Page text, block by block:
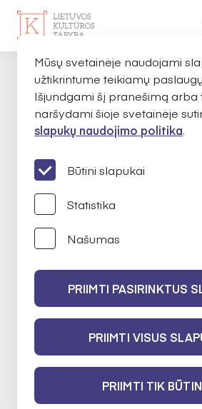
PAGRINDINISAPIE MUS EKSPERTAI
Asta Volungė
Atskirties mažinimas kultūros
praktikomis
2024-02-14 iki 2026-02-14
Atskirties mažinimas
praktikomis
Mūsų svetainėje naudojami
užtikrintume teikiamų
Išjundgami šį pranešimą arba
naršydami šioje svetainėje
slapukų naudojimo politika.
Būtini slapukai
Statistika
Našumas
PRIIMTI PASIRINKTUS
PRIIMTI VISUS
PRIIMTI TIK